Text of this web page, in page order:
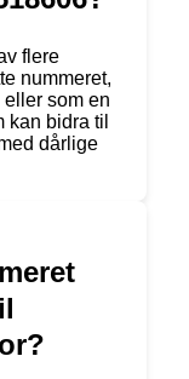
flere
nummeret,
som en
kan bidra til
dårlige